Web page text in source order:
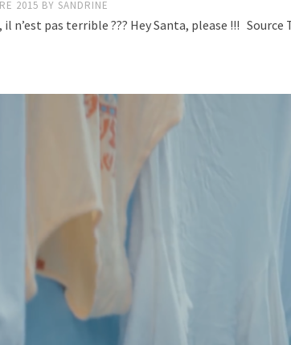
2015 BY SANDRINE
n’est pas terrible ??? Hey Santa, please !!!